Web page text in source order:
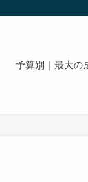
予算別｜最大の